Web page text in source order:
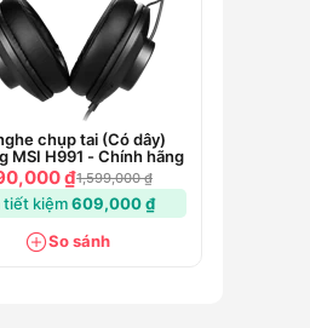
chụp tai (Có dây)
MSI H991 - Chính hãng
₫1,599,000 ₫
tiết kiệm609,000 ₫
So sánh